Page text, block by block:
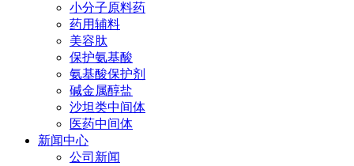
小分子原料药
药用辅料
美容肽
保护氨基酸
氨基酸保护剂
碱金属醇盐
沙坦类中间体
医药中间体
新闻中心
公司新闻